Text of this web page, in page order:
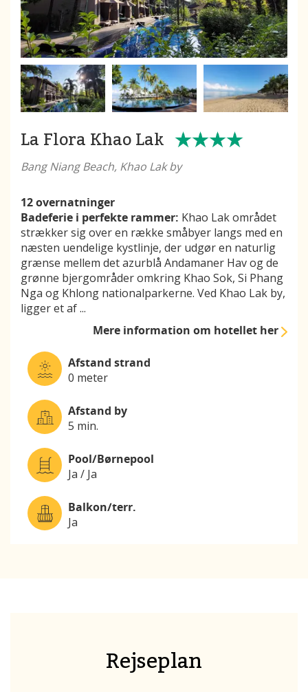
La Flora Khao Lak
Bang Niang Beach, Khao Lak by
12 overnatninger
Badeferie i perfekte rammer: Khao Lak området
strækker sig over en række småbyer langs med en
næsten uendelige kystlinje, der udgør en naturlig
grænse mellem det azurblå Andamaner Hav og de
grønne bjergområder omkring Khao Sok, Si Phang
Nga og Khlong nationalparkerne. Ved Khao Lak by,
ligger et af...
Mere informationom hotellet her
Afstand strand
0 meter
Afstand by
5 min.
Pool/Børnepool
Ja / Ja
Balkon/terr.
Ja
Rejseplan